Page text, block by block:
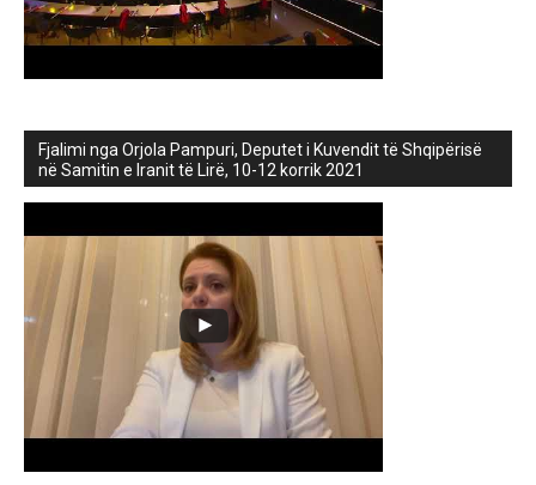
Fjalimi nga Orjola Pampuri, Deputet i Kuvendit të Shqipërisë
në Samitin e Iranit të Lirë, 10-12 korrik 2021